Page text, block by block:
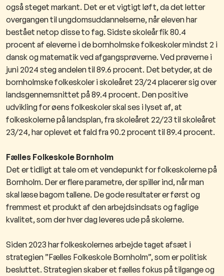
også steget markant. Det er et vigtigt løft, da det letter
overgangen til ungdomsuddannelserne, når eleven har
bestået netop disse to fag. Sidste skoleår fik 80.4
procent af eleverne i de bornholmske folkeskoler mindst 2 i
dansk og matematik ved afgangsprøverne. Ved prøverne i
juni 2024 steg andelen til 89.6 procent. Det betyder, at de
bornholmske folkeskoler i skoleåret 23/24 placerer sig over
landsgennemsnittet på 89.4 procent. Den positive
udvikling for øens folkeskoler skal ses i lyset af, at
folkeskolerne på landsplan, fra skoleåret 22/23 til skoleåret
23/24, har oplevet et fald fra 90.2 procent til 89.4 procent.
Fælles Folkeskole Bornholm
Det er tidligt at tale om et vendepunkt for folkeskolerne på
Bornholm. Der er flere parametre, der spiller ind, når man
skal læse bagom tallene. De gode resultater er først og
fremmest et produkt af den arbejdsindsats og faglige
kvalitet, som der hver dag leveres ude på skolerne.
Siden 2023 har folkeskolernes arbejde taget afsæt i
strategien ”Fælles Folkeskole Bornholm”, som er politisk
besluttet. Strategien skaber et fælles fokus på tilgange og